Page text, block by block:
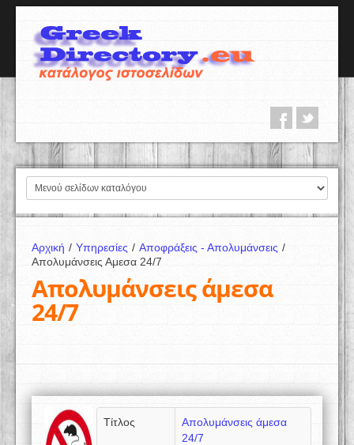
Αρχική / Υπηρεσίες / Αποφράξεις - Απολυμάνσεις /
Απολυμάνσεις Αμεσα 24/7
Απολυμάνσεις άμεσα
24/7
Τίτλος
Απολυμάνσεις άμεσα
24/7